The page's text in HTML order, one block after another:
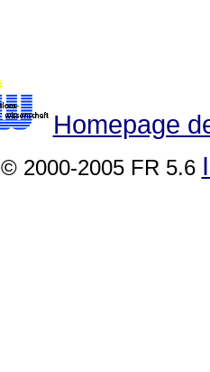
Homepage
© 2000-2005 FR 5.6